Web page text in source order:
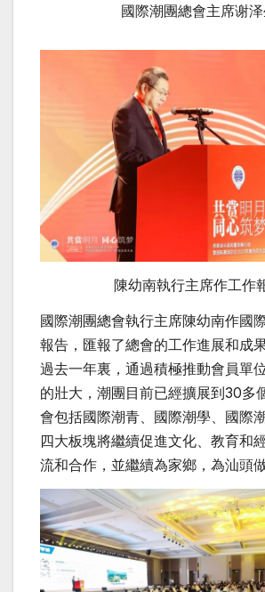
國際潮團總會主席谢
陳幼南執行主席作工作
國際潮團總會執行主席陳幼南作國
報告，匯報了總會的工作進展和成
過去一年裏，通過積極推動會員單
的壯大，潮團目前已經擴展到30多
會包括國際潮青、國際潮學、國際
四大板塊將繼續促進文化、教育和
流和合作，並繼續為家鄉，為汕頭做